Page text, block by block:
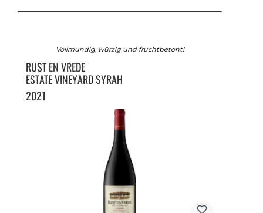
Vollmundig, würzig und fruchtbetont!
RUST EN VREDE
ESTATE VINEYARD SYRAH
2021